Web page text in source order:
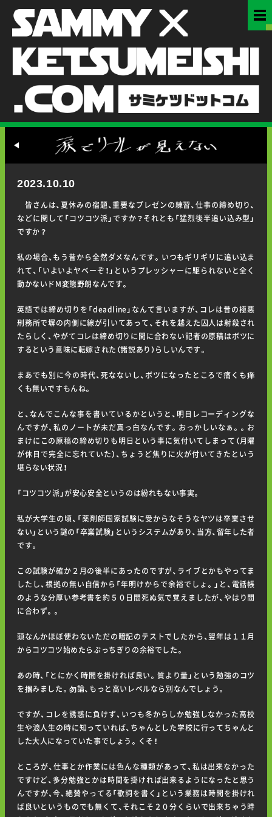
2023.10.10
皆さんは、夏休みの宿題、重要なプレゼンの練習、仕事の締め切り、
などに関して「コツコツ派」ですか？それとも「猛烈後半追い込み型」
ですか？
私の場合、もう昔から全然ダメなんです。いつもギリギリに追い込ま
れて、「いよいよヤベーぞ！」というプレッシャーに駆られないと全く
動かないドM変態野朗なんです。
英語では締め切りを「deadline」なんて言いますが、コレは昔の極悪
刑務所で塀の内側に線が引いてあって、それを越えた囚人は射殺され
たらしく、やがてコレは締め切りに間に合わない記者の原稿はボツに
するという意味に転嫁された（諸説あり）らしいんです。
まあでも別に今の時代、死なないし、ボツになったところで痛くも痒
くも無いですもんね。
と、なんでこんな事を書いているかというと、明日レコーディングな
んですが、私のノートが未だ真っ白なんです。おっかしいなぁ。。お
まけにこの原稿の締め切りも明日という事に気付いてしまって（月曜
が休日で完全に忘れていた）、ちょうど焦りに火が付いてきたという
堪らない状況！
「コツコツ派」が安心安全というのは紛れもない事実。
私が大学生の頃、「薬剤師国家試験に受からなそうなヤツは卒業させ
ない」という謎の「卒業試験」というシステムがあり、当方、留年した者
です。
この試験が確か２月の後半にあったのですが、ライブとかもやってま
したし、根拠の無い自信から「年明けからで余裕でしょ。」と、電話帳
のような分厚い参考書を約５０日間死ぬ気で覚えましたが、やはり間
に合わず。。
頭なんかほぼ使わないただの暗記のテストでしたから、翌年は１１月
からコツコツ始めたらぶっちぎりの余裕でした。
あの時、「とにかく時間を掛ければ良い。質より量」という勉強のコツ
を掴みました。勿論、もっと高いレベルなら別なんでしょう。
ですが、コレを誘惑に負けず、いつも冬からしか勉強しなかった高校
生や浪人生の時に知っていれば、ちゃんとした学校に行ってちゃんと
した大人になっていた事でしょう。くそ！
ところが、仕事とか作業には色んな種類があって、私は出来なかった
ですけど、多分勉強とかは時間を掛ければ出来るようになったと思う
んですが、今、絶賛やってる「歌詞を書く」という業務は時間を掛けれ
ば良いというものでも無くて、それこそ２０分くらいで出来ちゃう時